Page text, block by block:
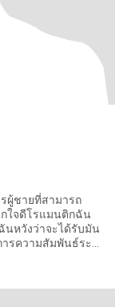
ผู้ชายที่สามารถ
ใจดีโรแมนติกฉัน
นหวังว่าจะได้รับมัน
รความสัมพันธ์ระ